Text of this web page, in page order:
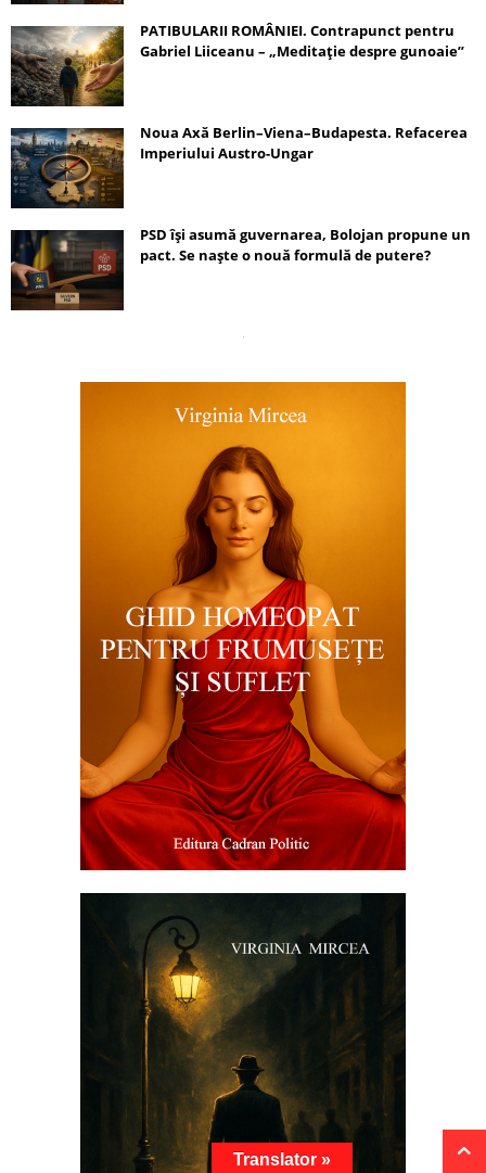
PATIBULARII ROMÂNIEI. Contrapunct pentru
Gabriel Liiceanu – „Meditație despre gunoaie”
Noua Axă Berlin–Viena–Budapesta. Refacerea
Imperiului Austro-Ungar
PSD își asumă guvernarea, Bolojan propune un
pact. Se naște o nouă formulă de putere?
Translator »